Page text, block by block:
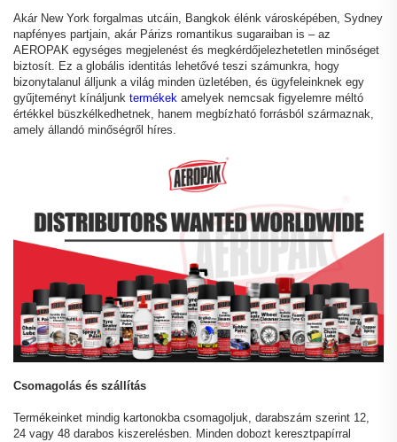
Akár New York forgalmas utcáin, Bangkok élénk városképében, Sydney
napfényes partjain, akár Párizs romantikus sugaraiban is – az
AEROPAK egységes megjelenést és megkérdőjelezhetetlen minőséget
biztosít. Ez a globális identitás lehetővé teszi számunkra, hogy
bizonytalanul álljunk a világ minden üzletében, és ügyfeleinknek egy
gyűjteményt kínáljunk termékek amelyek nemcsak figyelemre méltó
értékkel büszkélkedhetnek, hanem megbízható forrásból származnak,
amely állandó minőségről híres.
Csomagolás és szállítás
Termékeinket mindig kartonokba csomagoljuk, darabszám szerint 12,
24 vagy 48 darabos kiszerelésben. Minden dobozt keresztpapírral